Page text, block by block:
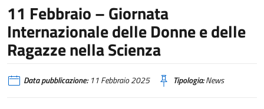
11 Febbraio – Giornata
Internazionale delle Donne e delle
Ragazze nella Scienza
Data pubblicazione:11 Febbraio 2025 Tipologia:News